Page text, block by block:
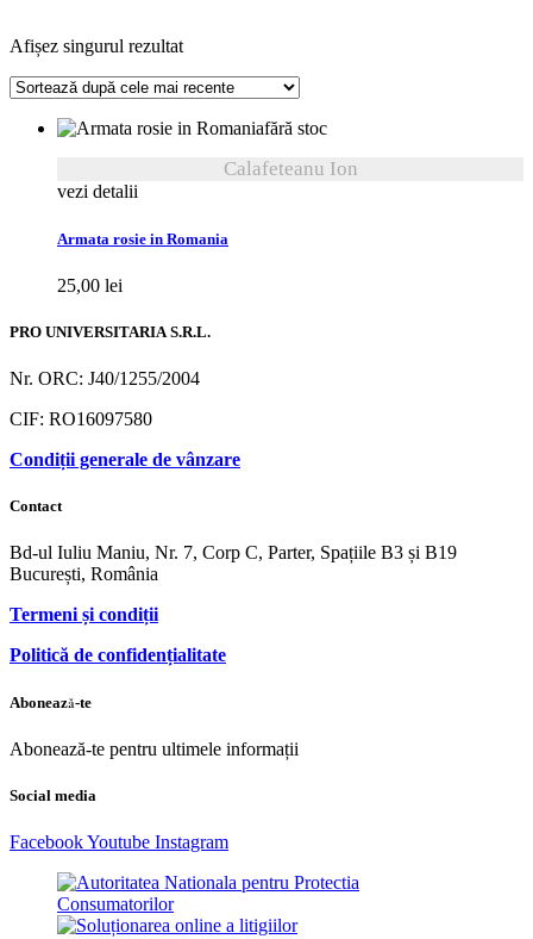
Afișez singurul rezultat
fără stoc
Calafeteanu Ion
vezi detalii
Armata rosie in Romania
25,00 lei
PRO UNIVERSITARIA S.R.L.
Nr. ORC: J40/1255/2004
CIF: RO16097580
Condiții generale de vânzare
Contact
Bd-ul Iuliu Maniu, Nr. 7, Corp C, Parter, Spațiile B3 și B19
București, România
Termeni și condiții
Politică de confidențialitate
Abonează-te
Abonează-te pentru ultimele informații
Social media
FacebookYoutube Instagram